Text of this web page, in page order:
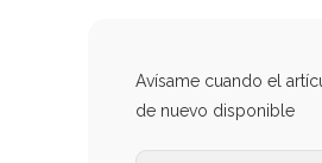
Avísame cuando el
de nuevo disponible